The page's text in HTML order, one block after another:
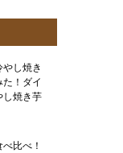
やし焼き
！ダイ
し焼き芋
比べ！